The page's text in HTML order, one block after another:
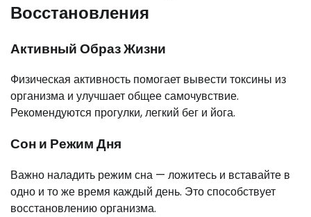
Восстановления
Активный Образ Жизни
Физическая активность помогает вывести токсины из
организма и улучшает общее самочувствие.
Рекомендуются прогулки, легкий бег и йога.
Сон и Режим Дня
Важно наладить режим сна — ложитесь и вставайте в
одно и то же время каждый день. Это способствует
восстановлению организма.